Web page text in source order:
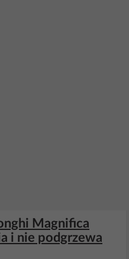
Magnifica
i nie podgrzewa